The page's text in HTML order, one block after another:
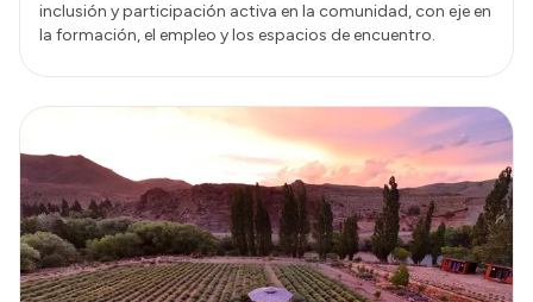
inclusión y participación activa en la comunidad, con eje en
la formación, el empleo y los espacios de encuentro.